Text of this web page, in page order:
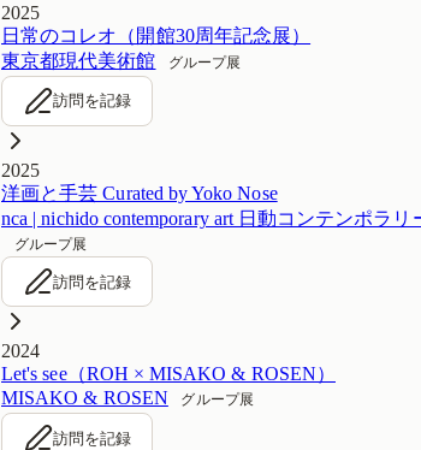
2025
日常のコレオ（開館30周年記念展）
東京都現代美術館
グループ展
訪問を記録
2025
洋画と手芸 Curated by Yoko Nose
nca | nichido contemporary art 日動コンテンポラリ
グループ展
訪問を記録
2024
Let's see（ROH × MISAKO & ROSEN）
MISAKO & ROSEN
グループ展
訪問を記録